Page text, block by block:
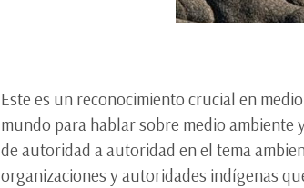
Este es un reconocimiento crucial en
mundo para hablar sobre medio
de autoridad a autoridad en el tema
organizaciones y autoridades indígenas